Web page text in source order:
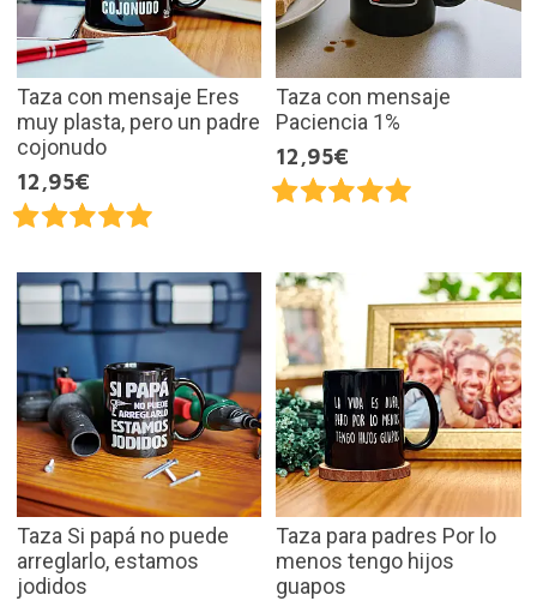
Taza con mensaje Eres
muy plasta, pero un padre
cojonudo
12,95€
Taza con mensaje
Paciencia 1%
12,95€
Taza Si papá no puede
arreglarlo, estamos
jodidos
Taza para padres Por lo
menos tengo hijos
guapos